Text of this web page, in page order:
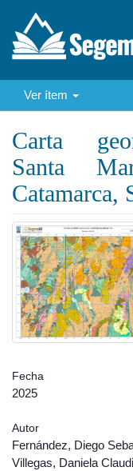
Ver ítem
Carta
Santa
Catamarca,
Fecha
2025
Autor
Fernández, Diego
Villegas, Daniela